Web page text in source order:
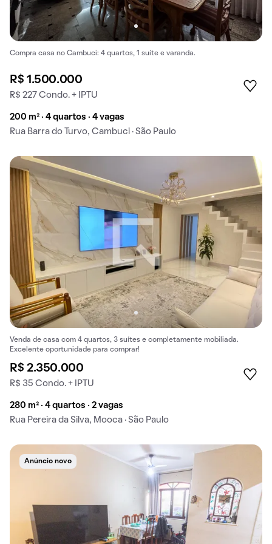
Compra casa no Cambuci: 4 quartos, 1 suíte e varanda.
R$ 1.500.000
R$ 227 Condo. + IPTU
200 m² · 4 quartos · 4 vagas
Rua Barra do Turvo, Cambuci · São Paulo
Venda de casa com 4 quartos, 3 suítes e completamente mobiliada.
Excelente oportunidade para comprar!
R$ 2.350.000
R$ 35 Condo. + IPTU
280 m² · 4 quartos · 2 vagas
Rua Pereira da Silva, Mooca · São Paulo
Anúncio novo